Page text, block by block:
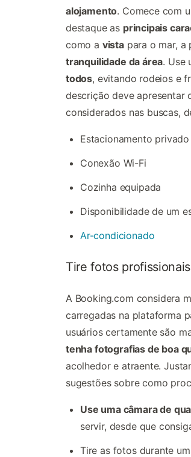
alojamento. Comece com
destaque as principais
como a vistapara o mar, a
tranquilidade da área. Use
todos, evitando rodeios e
descrição deve apresentar
considerados nas buscas,
Estacionamento privado
Conexão Wi-Fi
Cozinha equipada
Disponibilidade de um
Ar-condicionado
Tire fotos profissionais
A Booking.com considera
carregadas na plataforma
usuários certamente são
tenha fotografias de boa
acolhedor e atraente.
sugestões sobre como
Use uma câmara de
servir, desde que
Tire as fotos durante um